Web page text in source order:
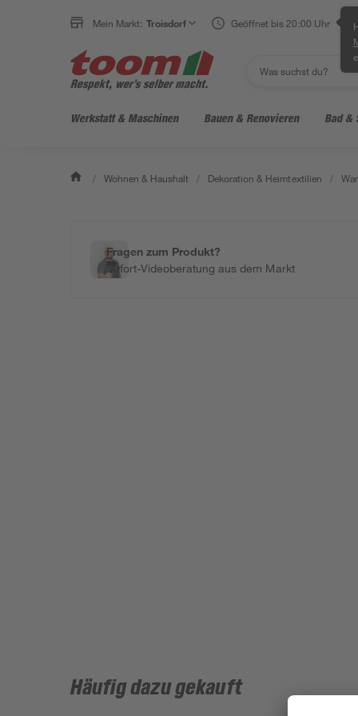
Mein Markt: Troisdorf Geöffnet bis 20:00 Uhr
Werkstatt & Maschinen Bauen & Renovieren Bad &
/ Wohnen & Haushalt / Dekoration & Heimtextilien /
Fragen zum Produkt?
Sofort-Videoberatung aus dem Markt
Häufig dazu gekauft